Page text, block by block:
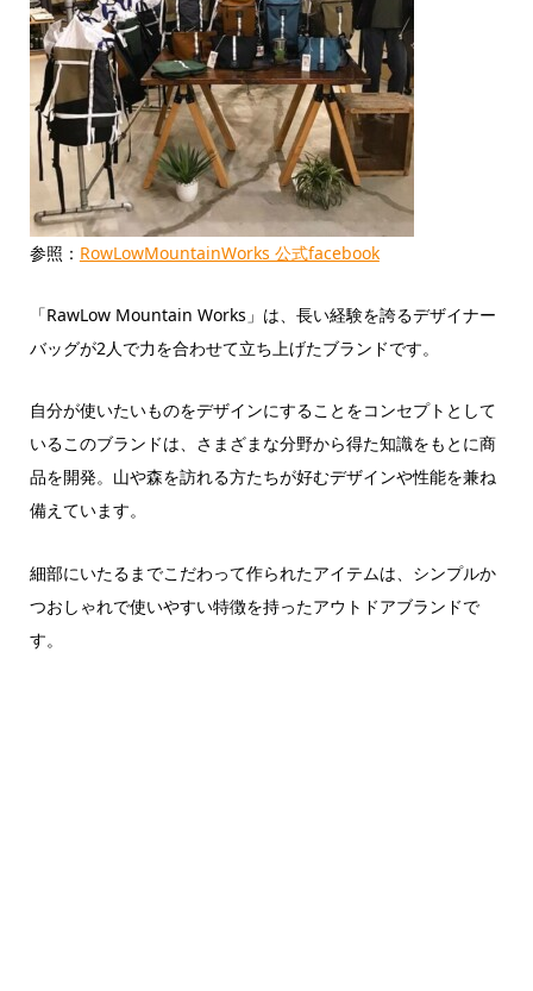
参照： RowLowMountainWorks 公式facebook
「RawLow Mountain Works」は、長い経験を誇るデザイナー
バッグが2人で力を合わせて立ち上げたブランドです。
自分が使いたいものをデザインにすることをコンセプトとして
いるこのブランドは、さまざまな分野から得た知識をもとに商
品を開発。山や森を訪れる方たちが好むデザインや性能を兼ね
備えています。
細部にいたるまでこだわって作られたアイテムは、シンプルか
つおしゃれで使いやすい特徴を持ったアウトドアブランドで
す。